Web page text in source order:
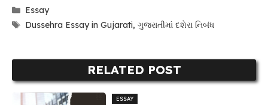
Categories
Essay
Tags
Dussehra Essay in Gujarati,ગુજરાતીમાં દશેરા નિબંધ
RELATED POST
ESSAY